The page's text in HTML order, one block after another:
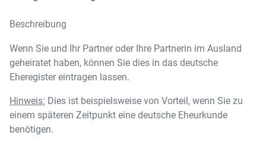
Beschreibung
Wenn Sie und Ihr Partner oder Ihre Partnerin im Ausland
geheiratet haben, können Sie dies in das deutsche
Eheregister eintragen lassen.
Hinweis: Dies ist beispielsweise von Vorteil, wenn Sie zu
einem späteren Zeitpunkt eine deutsche Eheurkunde
benötigen.